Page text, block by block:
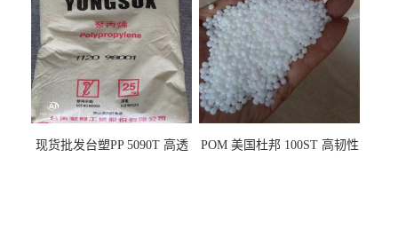
现货批发台塑PP 5090T 高透
POM 美国杜邦 100ST 高韧性